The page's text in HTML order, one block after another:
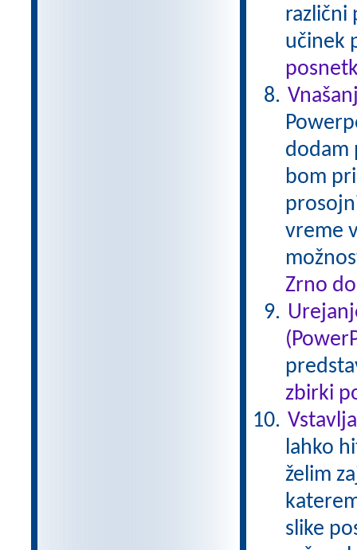
različni
učinek
dodam
bom
vreme
Zrno
zbirki
lahko
želim
slike